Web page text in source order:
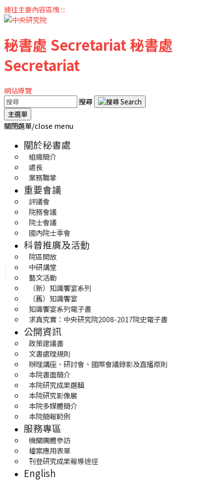
連往主要內容區塊:::
秘書處 Secretariat秘書處
Secretariat
網站導覽
搜尋
主選單
關閉選單/close menu
關於秘書處
組織簡介
處長
業務職掌
重要會議
評議會
院務會議
院士會議
國內院士季會
科普推廣及活動
院區開放
中研講堂
藝文活動
（新）知識饗宴系列
（舊）知識饗宴
知識饗宴系列電子書
求真究實：中央研究院2008-2017院史電子書
公開資訊
政策建議書
文書處理規則
辦理講座、研討會、國際會議錄影及直播原則
本院書面簡介
本院研究成果選輯
本院研究影像展
本院多媒體簡介
本院簡報範例
服務專區
機關團體參訪
檔案應用表單
刊登研究成果報導途徑
English